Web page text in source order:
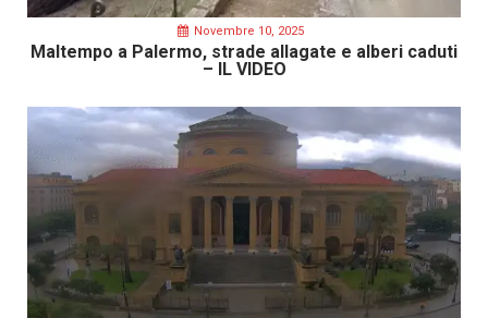
Novembre 10, 2025
Maltempo a Palermo, strade allagate e alberi caduti
– IL VIDEO